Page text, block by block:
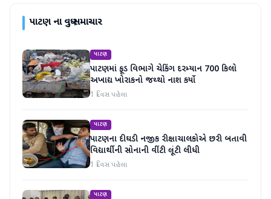
પાટણના વધુ સમાચાર
પાટણ
પાટણમાં ફૂડ વિભાગે ચેકિંગ દરમ્યાન 700 કિલો
અખાદ્ય ખોરાકનો જથ્થો નાશ કર્યો
1 દિવસ પહેલા
પાટણ
પાટણના દીઘડી નજીક રીક્ષાચાલકોએ છરી બતાવી
વિદ્યાર્થીની સોનાની વીંટી લૂંટી લીધી
1 દિવસ પહેલા
પાટણ